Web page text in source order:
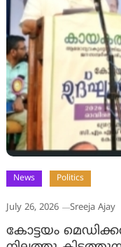
News Politics
July 26, 2026 Sreeja Ajay
കോട്ടയം